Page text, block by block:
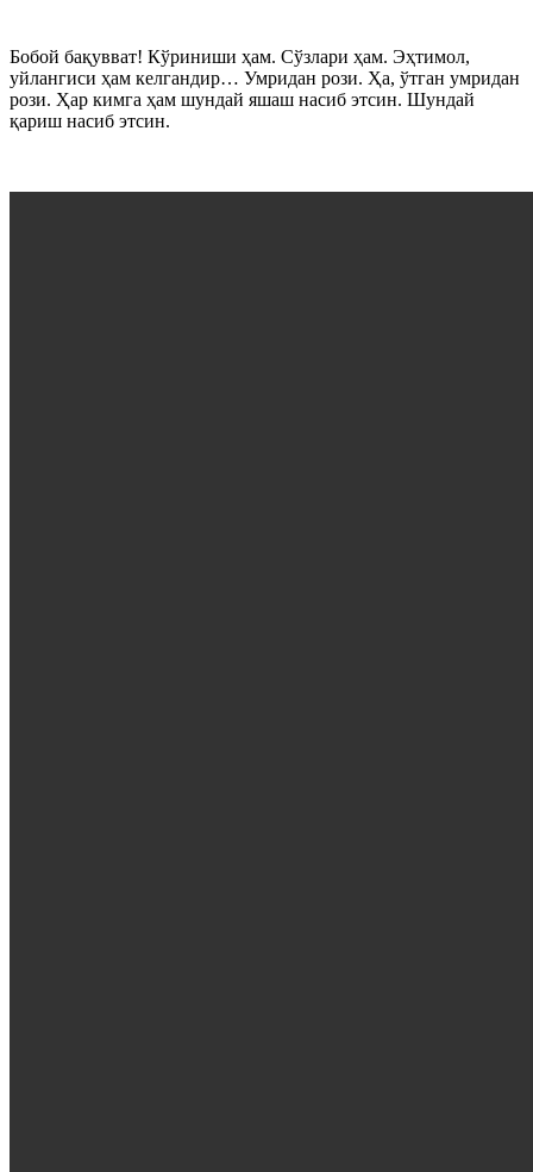
Бобой бақувват! Кўриниши ҳам. Сўзлари ҳам. Эҳтимол,
уйлангиси ҳам келгандир… Умридан рози. Ҳа, ўтган умридан
рози. Ҳар кимга ҳам шундай яшаш насиб этсин. Шундай
қариш насиб этсин.